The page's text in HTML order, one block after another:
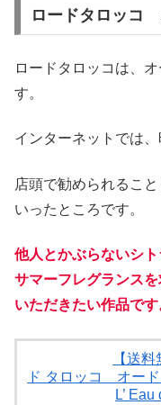
ロードタロッコ
ロードタロッコは、
す。
インターネットでは
店頭で勧められるこ
いったところです。
他人とかぶらないシ
サマーフレグランス
いただきたい作品です
【送
ド タロッコ オー
L’